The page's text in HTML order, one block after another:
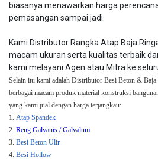
biasanya menawarkan harga
pemasangan sampai jadi.
Kami Distributor Rangka Atap Baja
macam ukuran serta kualitas terbaik
kami melayani Agen atau Mitra ke
Selain itu kami adalah Distributor Besi Beton & Baja
berbagai macam produk material konstruksi
yang kami jual dengan harga terjangkau:
1. Atap Spandek
2. Reng Galvanis / Galvalum
3. Besi Beton Ulir
4. Besi Hollow